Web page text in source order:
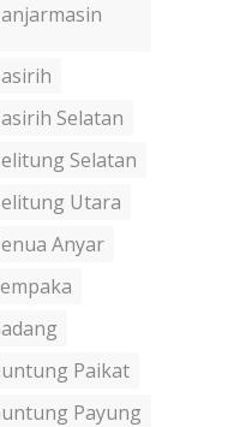
Selatan
Selatan
Utara
Anyar
Paikat
Payung